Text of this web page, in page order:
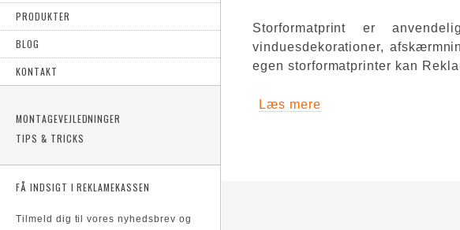
PRODUKTER
BLOG
KONTAKT
MONTAGEVEJLEDNINGER
TIPS & TRICKS
FÅ INDSIGT I REKLAMEKASSEN
Tilmeld dig til vores nyhedsbrev og
Storformatprint er
vinduesdekorationer,
egen storformatprinter kan
Læs mere